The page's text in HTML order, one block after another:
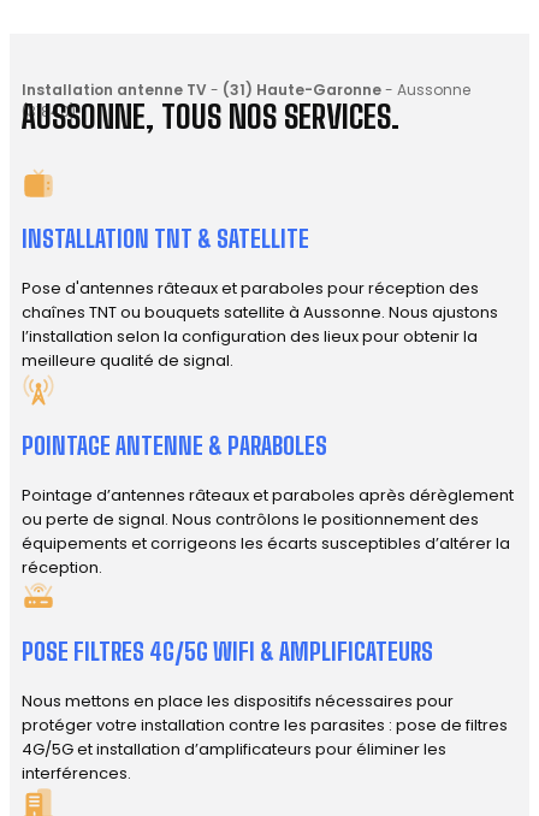
Installation antenne TV- (31) Haute-Garonne- Aussonne
(31840)
AUSSONNE, TOUS NOS SERVICES.
INSTALLATION TNT & SATELLITE
Pose d'antennes râteaux et paraboles pour réception des
chaînes TNT ou bouquets satellite à Aussonne. Nous ajustons
l’installation selon la configuration des lieux pour obtenir la
meilleure qualité de signal.
POINTAGE ANTENNE & PARABOLES
Pointage d’antennes râteaux et paraboles après dérèglement
ou perte de signal. Nous contrôlons le positionnement des
équipements et corrigeons les écarts susceptibles d’altérer la
réception.
POSE FILTRES 4G/5G WIFI & AMPLIFICATEURS
Nous mettons en place les dispositifs nécessaires pour
protéger votre installation contre les parasites : pose de filtres
4G/5G et installation d’amplificateurs pour éliminer les
interférences.